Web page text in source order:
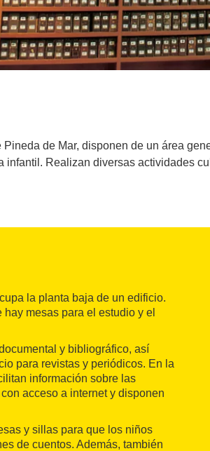
de Mar, disponen de un área
infantil. Realizan diversas actividades
la planta baja de un edificio.
hay mesas para el estudio y el
y bibliográfico, así
para revistas y periódicos. En la
información sobre las
con acceso a internet y disponen
y sillas para que los niños
de cuentos. Además, también